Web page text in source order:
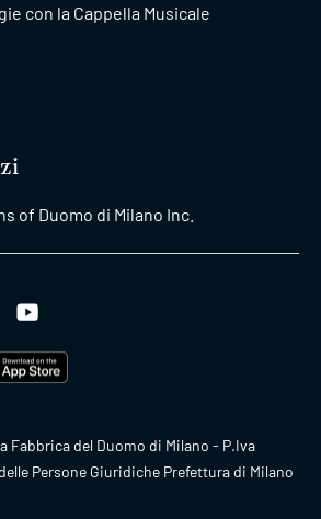
con la Cappella Musicale
of Duomo di Milano Inc.
Fabbrica del Duomo di Milano - P.Iva
Persone Giuridiche Prefettura di Milano